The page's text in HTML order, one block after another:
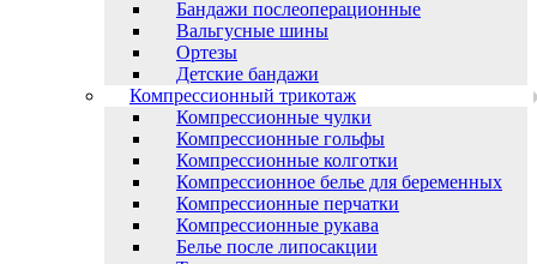
Бандажи послеоперационные
Вальгусные шины
Ортезы
Детские бандажи
Компрессионный трикотаж
Компрессионные чулки
Компрессионные гольфы
Компрессионные колготки
Компрессионное белье для беременных
Компрессионные перчатки
Компрессионные рукава
Белье после липосакции